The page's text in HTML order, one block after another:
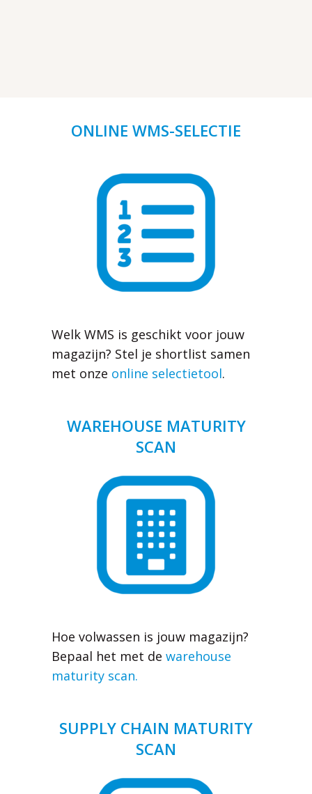
ONLINE WMS-SELECTIE
Welk WMS is geschikt voor jouw
magazijn? Stel je shortlist samen
met onze online selectietool.
WAREHOUSE MATURITY
SCAN
Hoe volwassen is jouw magazijn?
Bepaal het met de warehouse
maturity scan.
SUPPLY CHAIN MATURITY
SCAN